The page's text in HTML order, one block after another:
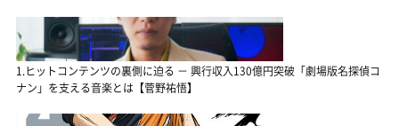
1.ヒットコンテンツの裏側に迫る － 興行収入130億円突破「劇場版名探偵コ
ナン」を支える音楽とは【菅野祐悟】